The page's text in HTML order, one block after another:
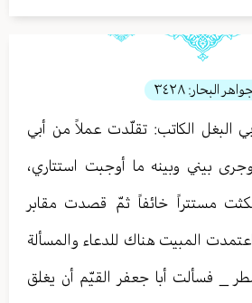
البحار: ٣٤٢٨
البغل الكاتب:‏ تقلّدت عملاً من أبي
بيني وبينه ما أوجبت استتاري،
مستتراً خائفاً ثمّ قصدت مقابر
المبيت هناك للدعاء والمسألة
_ فسألت أبا جعفر القيّم أن يغلق